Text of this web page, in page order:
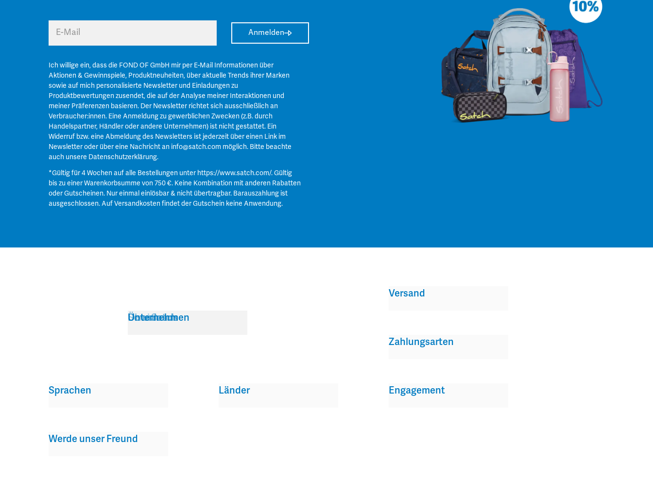
E-Mail Anmelden
Ich willige ein, dass die FOND OF GmbH mir per E-Mail Informationen über
Aktionen & Gewinnspiele, Produktneuheiten, über aktuelle Trends ihrer Marken
sowie auf mich personalisierte Newsletter und Einladungen zu
Produktbewertungen zusendet, die auf der Analyse meiner Interaktionen und
meiner Präferenzen basieren. Der Newsletter richtet sich ausschließlich an
Verbraucher:innen. Eine Anmeldung zu gewerblichen Zwecken (z.B. durch
Handelspartner, Händler oder andere Unternehmen) ist nicht gestattet. Ein
Widerruf bzw. eine Abmeldung des Newsletters ist jederzeit über einen Link im
Newsletter oder über eine Nachricht an info@satch.com möglich. Bitte beachte
auch unsere Datenschutzerklärung.
*Gültig für 4 Wochen auf alle Bestellungen unter https://www.satch.com/. Gültig
bis zu einer Warenkorbsumme von 750 €. Keine Kombination mit anderen Rabatten
oder Gutscheinen. Nur einmal einlösbar & nicht übertragbar. Barauszahlung ist
ausgeschlossen. Auf Versandkosten findet der Gutschein keine Anwendung.
Service
Über Satch
Downloads
Unternehmen
Versand
Zahlungsarten
Engagement
Werde unser Freund
Sprachen Länder